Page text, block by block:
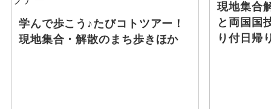
学んで歩こう♪たびコトツアー！
現地集合・解散のまち歩きほか
現地集合
と両国国
り付日帰